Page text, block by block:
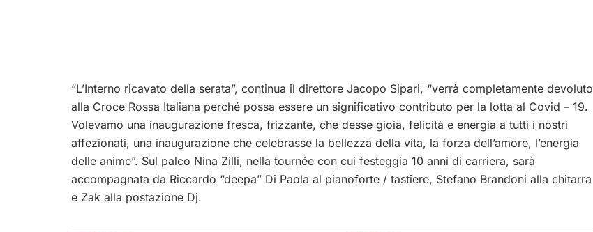
“L’Interno ricavato della serata”, continua il direttore Jacopo Sipari, “verrà completamente devoluto
alla Croce Rossa Italiana perché possa essere un significativo contributo per la lotta al Covid – 19.
Volevamo una inaugurazione fresca, frizzante, che desse gioia, felicità e energia a tutti i nostri
affezionati, una inaugurazione che celebrasse la bellezza della vita, la forza dell’amore, l’energia
delle anime”. Sul palco Nina Zilli, nella tournée con cui festeggia 10 anni di carriera, sarà
accompagnata da Riccardo “deepa” Di Paola al pianoforte / tastiere, Stefano Brandoni alla chitarra
e Zak alla postazione Dj.